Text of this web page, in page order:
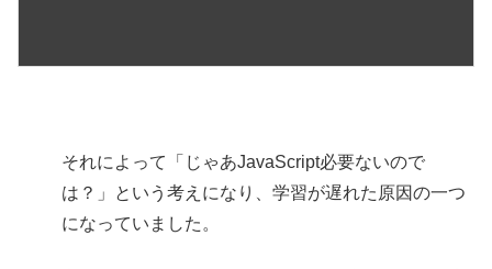
それによって「じゃあJavaScript必要ないので
は？」という考えになり、学習が遅れた原因の一つ
になっていました。